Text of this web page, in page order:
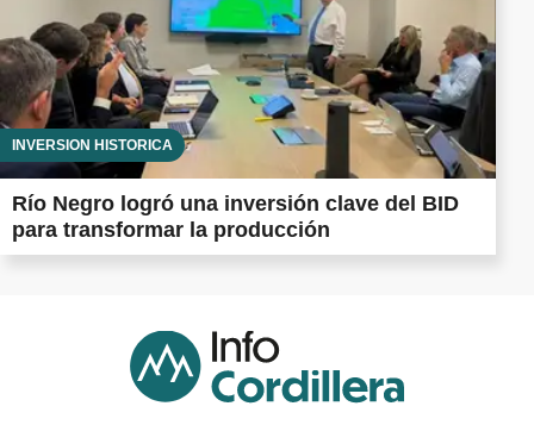
INVERSIÓN HISTÓRICA
Río Negro logró una inversión clave del BID
para transformar la producción